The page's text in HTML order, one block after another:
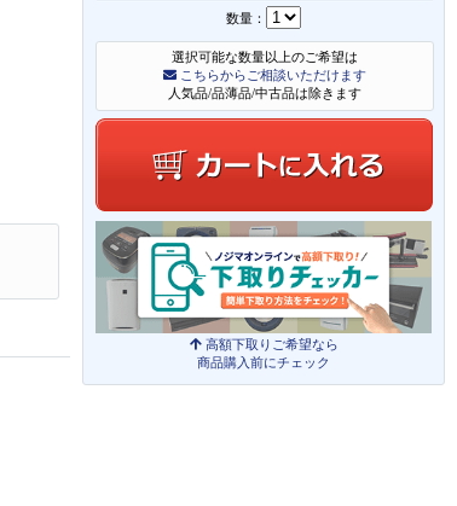
数量：
選択可能な数量以上のご希望は
こちらからご相談いただけます
人気品/品薄品/中古品は除きます
高額下取りご希望なら
商品購入前にチェック